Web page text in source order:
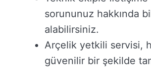
sorununuz hakkında
alabilirsiniz.
Arçelik yetkili servisi,
güvenilir bir şekilde